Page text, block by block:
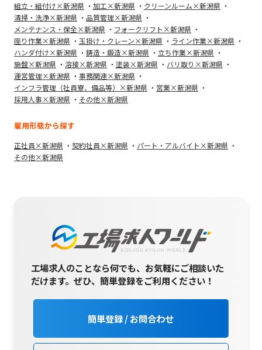
組立・組付け×新潟県
加工×新潟県
クリーンルーム×新潟県
清掃・洗浄×新潟県
品質管理×新潟県
メンテナンス・保全×新潟県
フォークリフト×新潟県
座り作業×新潟県
玉掛け・クレーン×新潟県
ライン作業×新潟県
ハンダ付け×新潟県
鋳造・鍛造×新潟県
立ち作業×新潟県
施盤×新潟県
溶接×新潟県 塗装×新潟県
バリ取り×新潟県
運営管理×新潟県
事務関連×新潟県
インフラ管理（社員寮、備品等）×新潟県
営業×新潟県
採用人事×新潟県
その他×新潟県
雇用形態から探す
正社員×新潟県 契約社員×新潟県
パート・アルバイト×新潟県
その他×新潟県
工場求人のことなら何でも、お気軽にご相談いた
だけます。ぜひ、簡単登録をご利用ください！
簡単登録 / お問合わせ